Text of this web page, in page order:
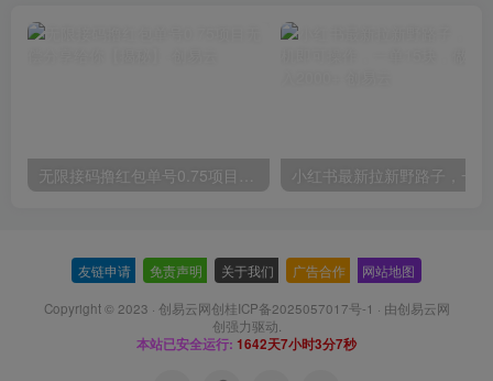
无限接码撸红包单号0.75项目无偿分享给你【揭秘】
友链申请 免责声明 关于我们 广告合作 网站地图
Copyright © 2023 · 创易云网创桂ICP备2025057017号-1 · 由创易云网
创强力驱动.
本站已安全运行: 1642天7小时3分7秒